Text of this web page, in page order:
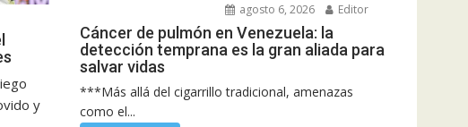
y
agosto 6, 2026 Editor
Cáncer de pulmón en Venezuela: la
detección temprana es la gran aliada para
salvar vidas
***Más allá del cigarrillo tradicional, amenazas
como el...